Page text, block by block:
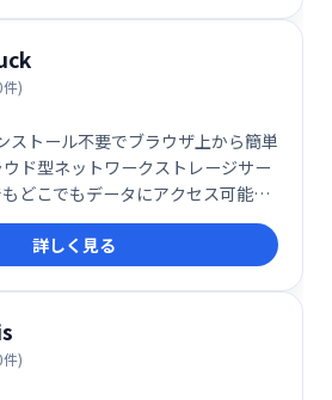
件)
ストール不要でブラウザ上から簡単
ド型ネットワークストレージサー
どこでもデータにアクセス可能
効率的なデータ管理を実現します。
詳しく見る
件)